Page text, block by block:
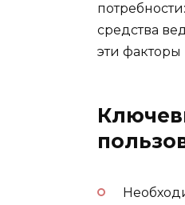
средства
эти